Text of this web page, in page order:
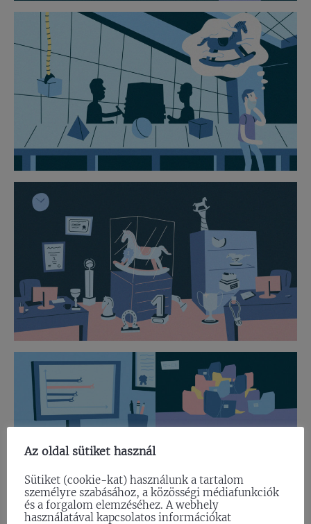
Az oldal sütiket használ
Sütiket (cookie-kat) használunk a tartalom
személyre szabásához, a közösségi médiafunkciók
és a forgalom elemzéséhez. A webhely
használatával kapcsolatos információkat